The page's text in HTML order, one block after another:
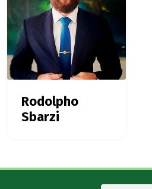
Rodolpho
Sbarzi